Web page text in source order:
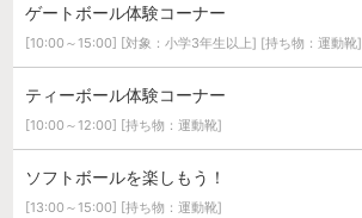
ゲートボール体験コーナー
[10:00～15:00] [対象：小学3年生以上] [持ち物：運動靴]
ティーボール体験コーナー
[10:00～12:00] [持ち物：運動靴]
ソフトボールを楽しもう！
[13:00～15:00] [持ち物：運動靴]